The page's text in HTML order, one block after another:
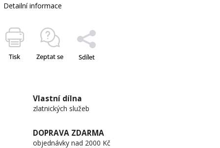
Detailní informace
Tisk Zeptat se Sdílet
Vlastní dílna
zlatnických služeb
DOPRAVA ZDARMA
objednávky nad 2000 Kč